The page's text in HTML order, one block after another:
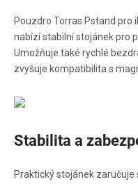
Pouzdro Torras Pstand pro
nabízí stabilní stojánek pro
Umožňuje také rychlé
zvyšuje kompatibilita s
Stabilita a
Praktický stojánek